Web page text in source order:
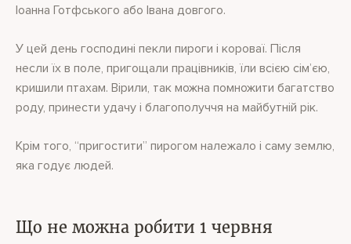
Іоанна Готфського або Івана довгого.
У цей день господині пекли пироги і короваї. Після
несли їх в поле, пригощали працівників, їли всією сім’єю,
кришили птахам. Вірили, так можна помножити багатство
роду, принести удачу і благополуччя на майбутній рік.
Крім того, “пригостити” пирогом належало і саму землю,
яка годує людей.
Що не можна робити 1 червня